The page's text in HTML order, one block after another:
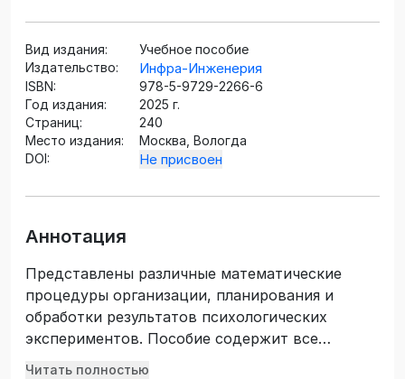
Вид издания:
Учебное пособие
Издательство:
Инфра-Инженерия
ISBN:
978-5-9729-2266-6
Год издания:
2025 г.
Страниц:
240
Место издания:
Москва, Вологда
DOI:
Не присвоен
Аннотация
Представлены различные математические
процедуры организации, планирования и
обработки результатов психологических
экспериментов. Пособие содержит все
необходимые материалы: элементарное
Читать полностью